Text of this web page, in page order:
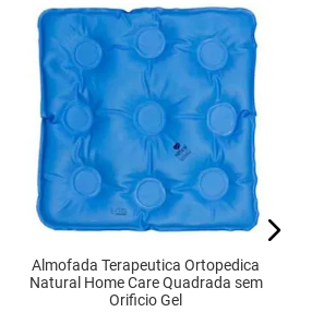
Almofada Terapeutica Ortopedica
Natural Home Care Quadrada sem
Orificio Gel